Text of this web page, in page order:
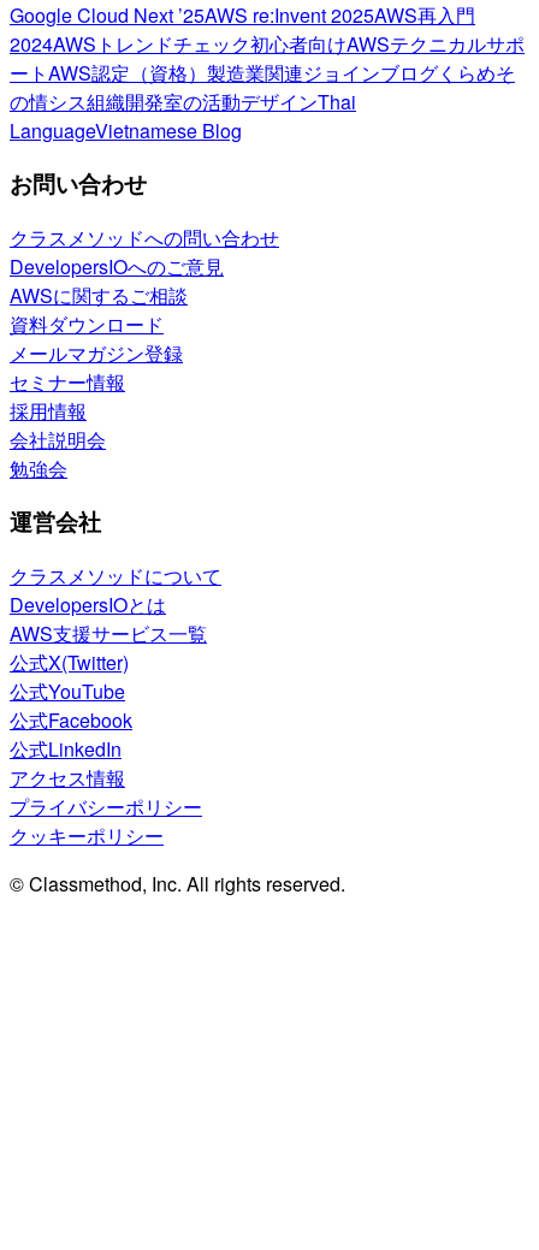
Google Cloud Next ’25AWS re:Invent 2025AWS再入門
2024AWSトレンドチェック初心者向けAWSテクニカルサポ
ートAWS認定（資格） 製造業関連ジョインブログくらめそ
の情シス組織開発室の活動デザインThai
LanguageVietnamese Blog
お問い合わせ
クラスメソッドへの問い合わせ
DevelopersIOへのご意見
AWSに関するご相談
資料ダウンロード
メールマガジン登録
セミナー情報
採用情報
会社説明会
勉強会
運営会社
クラスメソッドについて
DevelopersIOとは
AWS支援サービス一覧
公式X(Twitter)
公式YouTube
公式Facebook
公式LinkedIn
アクセス情報
プライバシーポリシー
クッキーポリシー
© Classmethod, Inc. All rights reserved.